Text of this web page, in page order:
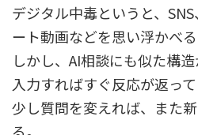
デジタル中毒というと、
ート動画などを思い浮かべる
しかし、AI相談にも似た構造
入力すればすぐ反応が返って
少し質問を変えれば、また